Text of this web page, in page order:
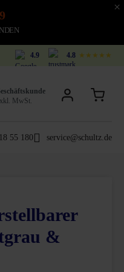
×
4.9 4.8 ★★★★★
MwSt.
55 180 service@schultz.de
&